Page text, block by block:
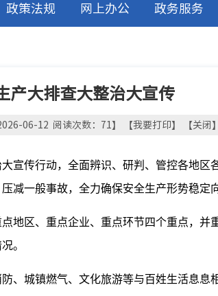
政策法规 网上办公 政务服务
产大排查大整治大宣传
06-12 阅读次数： 71】 【我要打印】 【关闭】
宣传行动，全面辨识、研判、管控各地区
减一般事故，全力确保安全生产形势稳定
地区、重点企业、重点环节四个重点，并
。
、城镇燃气、文化旅游等与百姓生活息息